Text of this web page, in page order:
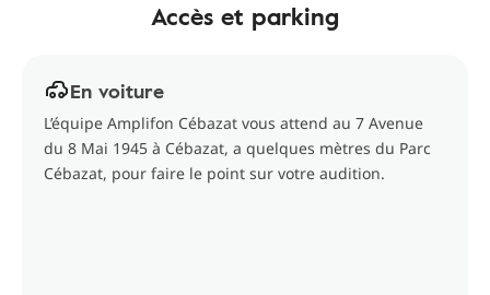
Accès et parking
En voiture
L’équipe Amplifon Cébazat vous attend au 7 Avenue
du 8 Mai 1945 à Cébazat, a quelques mètres du Parc
Cébazat, pour faire le point sur votre audition.